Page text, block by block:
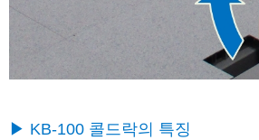
▶ KB-100 콜드락의 특징